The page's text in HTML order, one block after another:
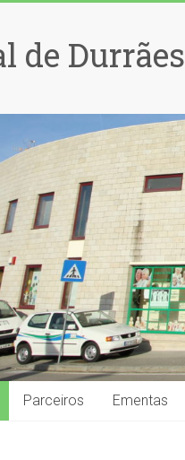
de Durrães
Parceiros Ementas